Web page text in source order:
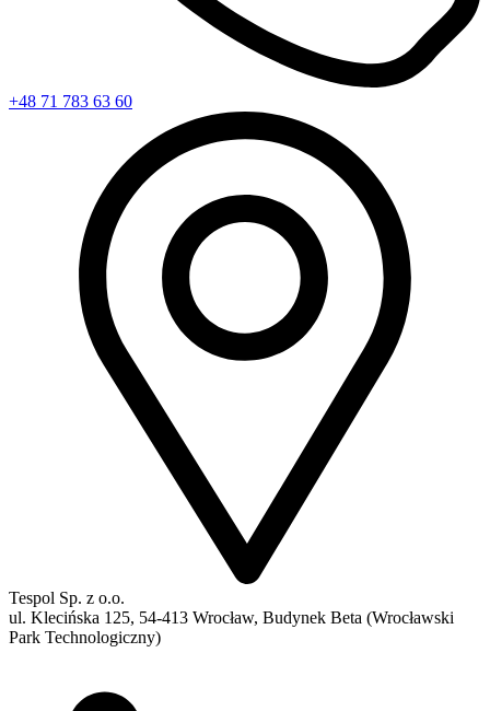
+48 71 783 63 60
Tespol Sp. z o.o.
ul. Klecińska 125, 54-413 Wrocław, Budynek Beta (Wrocławski
Park Technologiczny)